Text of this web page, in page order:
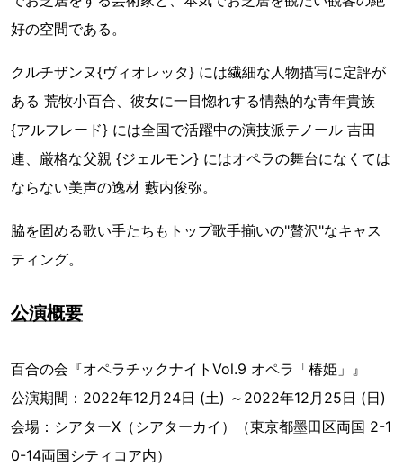
好の空間である。
クルチザンヌ{ヴィオレッタ} には繊細な人物描写に定評が
ある 荒牧小百合、彼女に一目惚れする情熱的な青年貴族
{アルフレード} には全国で活躍中の演技派テノール 吉田
連、厳格な父親 {ジェルモン} にはオペラの舞台になくては
ならない美声の逸材 藪内俊弥。
脇を固める歌い手たちもトップ歌手揃いの"贅沢"なキャス
ティング。
公演概要
百合の会『オペラチックナイトVol.9 オペラ「椿姫」』
公演期間：2022年12月24日 (土) ～2022年12月25日 (日)
会場：シアターX（シアターカイ）（東京都墨田区両国 2-1
0-14両国シティコア内）